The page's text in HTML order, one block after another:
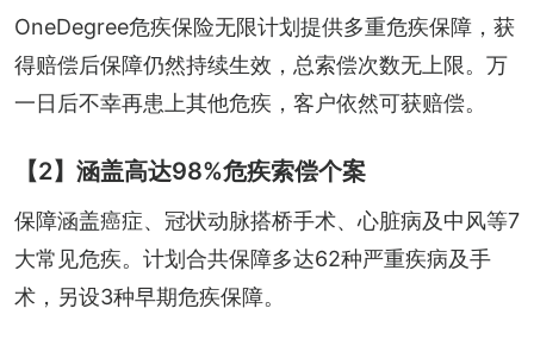
OneDegree危疾保险无限计划提供多重危疾保障，获
得赔偿后保障仍然持续生效，总索偿次数无上限。万
一日后不幸再患上其他危疾，客户依然可获赔偿。
【2】涵盖高达98%危疾索偿个案
保障涵盖癌症、冠状动脉搭桥手术、心脏病及中风等7
大常见危疾。计划合共保障多达62种严重疾病及手
术，另设3种早期危疾保障。